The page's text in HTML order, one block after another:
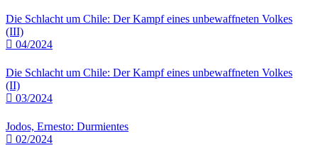
Die Schlacht um Chile: Der Kampf eines unbewaffneten Volkes
(III)
04/2024
Die Schlacht um Chile: Der Kampf eines unbewaffneten Volkes
(II)
03/2024
Jodos, Ernesto: Durmientes
02/2024